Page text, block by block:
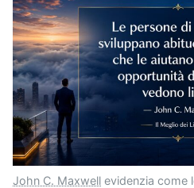
John C. Maxwell evidenzia come